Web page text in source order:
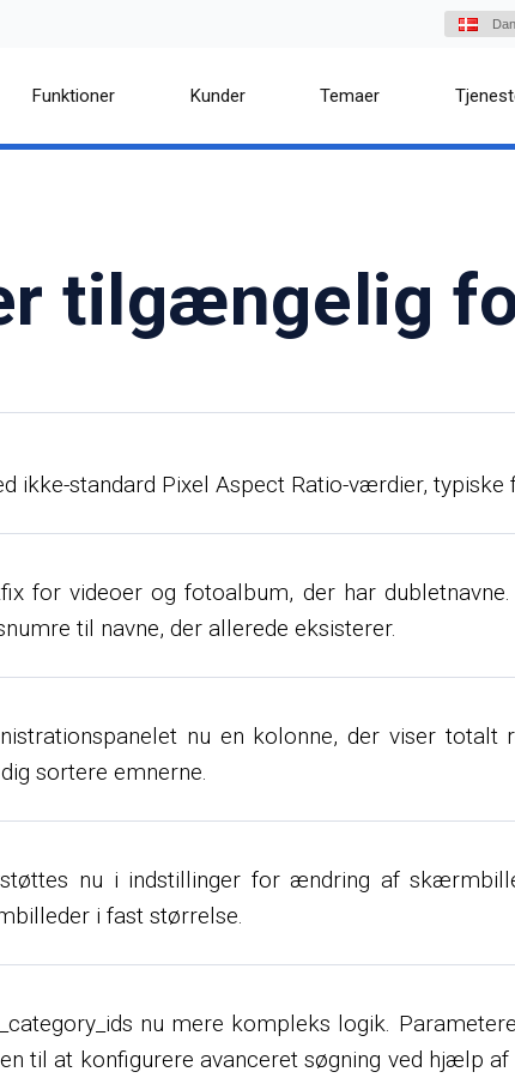
Funktioner Kunder Temaer
tilgængelig
standard Pixel Aspect Ratio-værdier, typiske
for videoer og fotoalbum, der har
til navne, der allerede eksisterer.
nu en kolonne, der viser
sortere emnerne.
nu i indstillinger for ændring af
i fast størrelse.
nu mere kompleks logik.
til at konfigurere avanceret søgning ved hjælp